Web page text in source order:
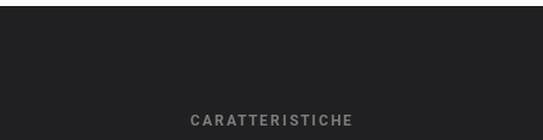
CARATTERISTICHE